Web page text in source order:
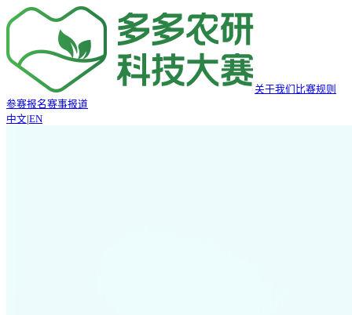
关于我们 比赛规则
参赛报名赛事报道
中文 EN